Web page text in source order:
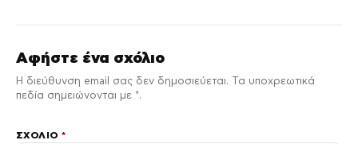
Αφήστε ένα σχόλιο
Η διεύθυνση email σας δεν δημοσιεύεται. Τα υποχρεωτικά
πεδία σημειώνονται με *.
ΣΧΌΛΙΟ*